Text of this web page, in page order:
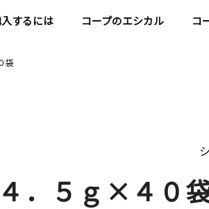
するには コープのエシカル コ
袋
．５ｇ×４０